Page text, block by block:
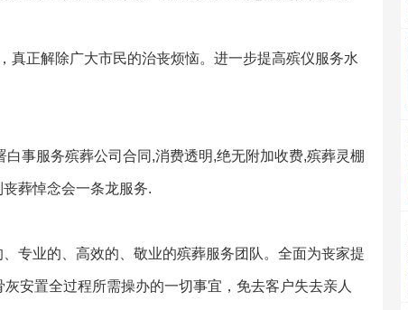
真正解除广大市民的治丧烦恼。进一步提高殡仪服务水
事服务殡葬公司合同,消费透明,绝无附加收费,殡葬灵棚
葬悼念会一条龙服务.
专业的、高效的、敬业的殡葬服务团队。全面为丧家提
安置全过程所需操办的一切事宜，免去客户失去亲人